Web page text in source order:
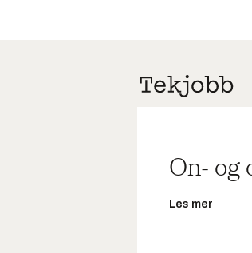
On- og
Les mer